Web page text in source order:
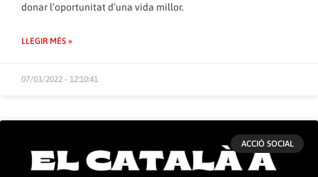
donar l’oportunitat d’una vida millor.
LLEGIR MÉS »
07/03/2022 - 12:10:41
ACCIÓ SOCIAL